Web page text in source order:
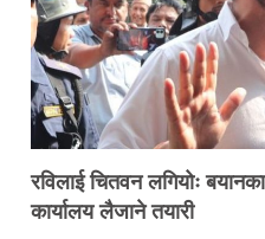
रविलाई चितवन लगियोः
कार्यालय लैजाने तयारी